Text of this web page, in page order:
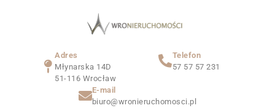
Adres
Młynarska 14D
51-116 Wrocław
Telefon
57 57 57 231
E-mail
biuro@wronieruchomosci.pl